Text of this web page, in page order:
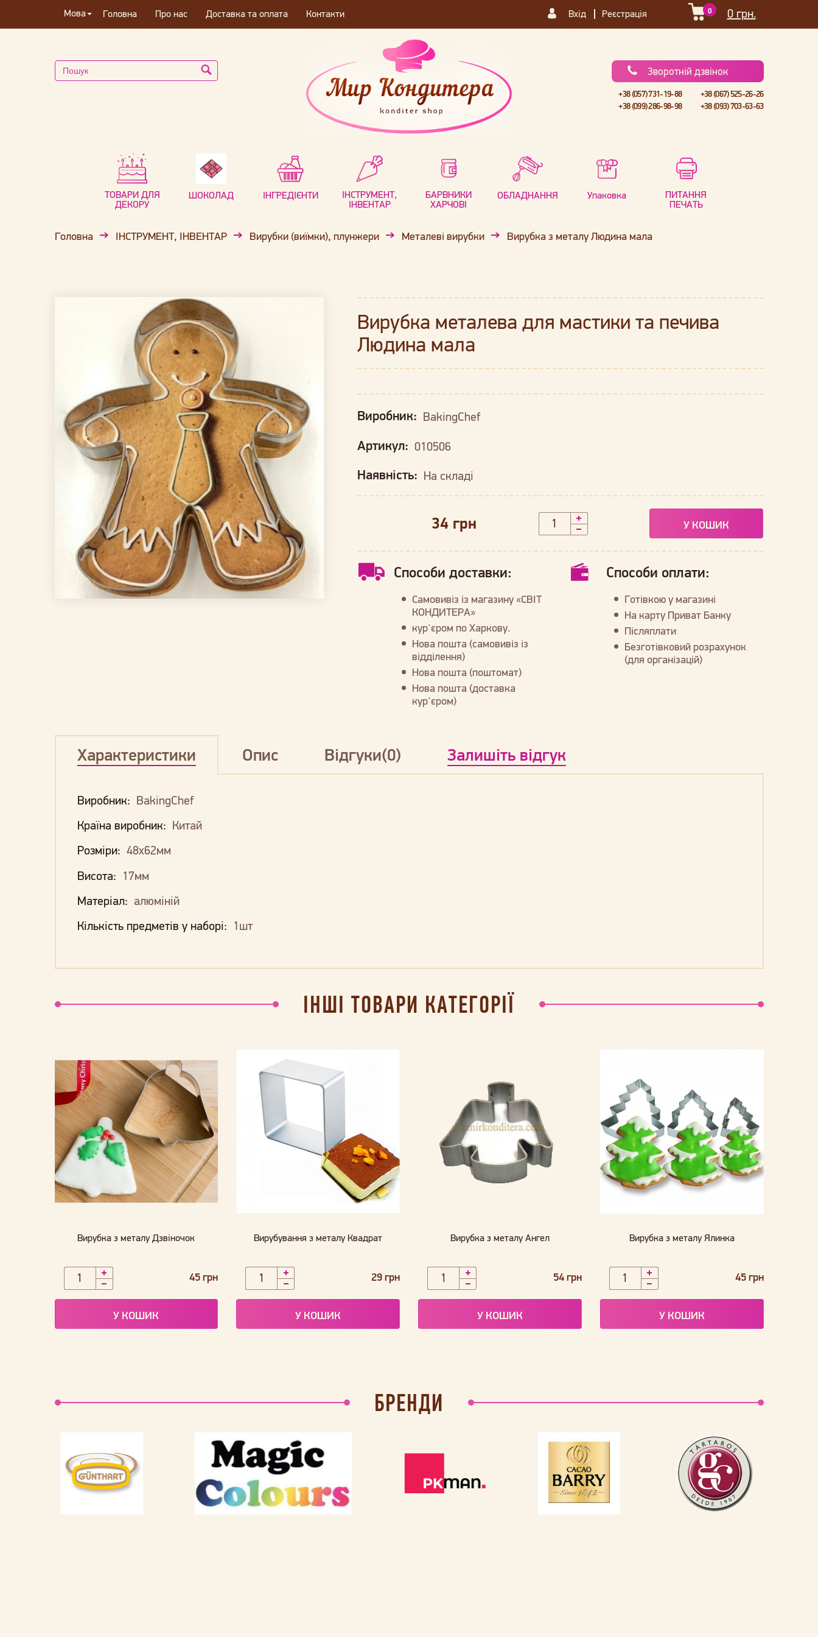
Мова Головна Про нас Доставка та оплата Контакти Вхід Реєстрація 0 грн.
0
Зворотній дзвінок
+38 (057) 731-19-88
+38 (067) 525-26-26
+38 (099) 286-98-98
+38 (093) 703-63-63
ТОВАРИ ДЛЯ
ДЕКОРУ
ШОКОЛАД ІНГРЕДІЄНТИ
ІНСТРУМЕНТ,
ІНВЕНТАР
БАРВНИКИ
ХАРЧОВІ
ОБЛАДНАННЯ Упаковка
ПИТАННЯ
ПЕЧАТЬ
Головна ІНСТРУМЕНТ, ІНВЕНТАР Вирубки (виїмки), плунжери Металеві вирубки Вирубка з металу Людина мала
Вирубка металева для мастики та печива
Людина мала
Виробник: BakingChef
Артикул: 010506
Наявність: На складі
34 грн У КОШИК
Способи доставки:
Самовивіз із магазину «СВІТ
КОНДИТЕРА»
кур'єром по Харкову.
Нова пошта (самовивіз із
відділення)
Нова пошта (поштомат)
Нова пошта (доставка
кур'єром)
Способи оплати:
Готівкою у магазині
На карту Приват Банку
Післяплати
Безготівковий розрахунок
(для організацій)
Характеристики Опис Відгуки(0) Залишіть відгук
Виробник: BakingChef
Країна виробник: Китай
Розміри: 48х62мм
Висота: 17мм
Матеріал: алюміній
Кількість предметів у наборі: 1шт
ІНШІ ТОВАРИ КАТЕГОРІЇ
Вирубка з металу Дзвіночок
45 грн
У КОШИК
Вирубування з металу Квадрат
29 грн
У КОШИК
Вирубка з металу Ангел
54 грн
У КОШИК
Вирубка з металу Ялинка
45 грн
У КОШИК
БРЕНДИ